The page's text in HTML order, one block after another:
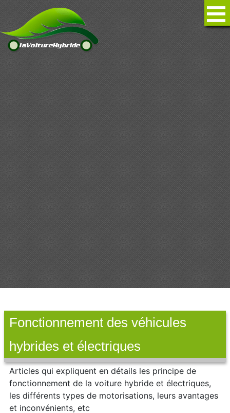
Fonctionnement des véhicules
hybrides et électriques
Articles qui expliquent en détails les principe de
fonctionnement de la voiture hybride et électriques,
les différents types de motorisations, leurs avantages
et inconvénients, etc